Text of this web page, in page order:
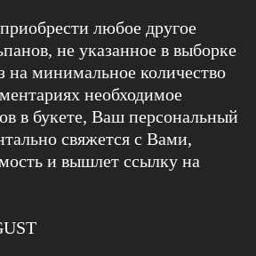
любое другое
не указанное в выборке
на минимальное количество
необходимое
в букете, Ваш персональный
свяжется с Вами,
и вышлет ссылку на